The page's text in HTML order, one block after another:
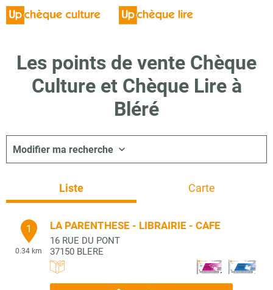
Les points de vente Chèque
Culture et Chèque Lire à
Bléré
Modifier ma recherche
Liste Carte
1
0.34 km
LA PARENTHESE - LIBRAIRIE - CAFE
16 RUE DU PONT
37150 BLERE